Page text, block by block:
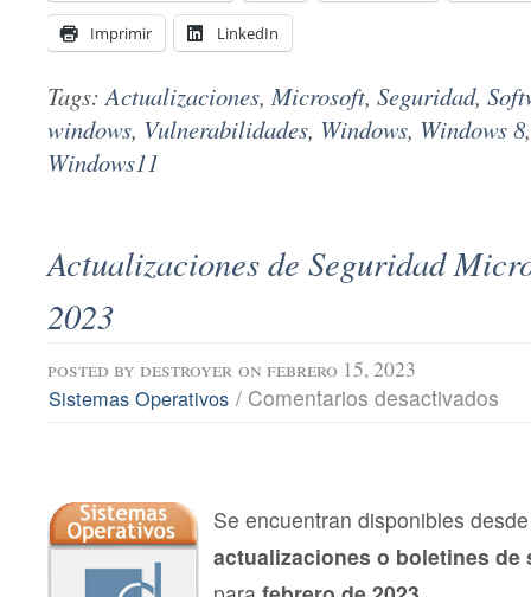
Imprimir LinkedIn
Tags:Actualizaciones,Microsoft, Seguridad,
windows, Vulnerabilidades, Windows, Windows 8
Windows11
Actualizaciones de Seguridad
2023
posted by destroyer on febrero 15, 2023
Sistemas Operativos / Comentarios desactivados
2023
Se encuentran disponibles
actualizaciones o boletines de